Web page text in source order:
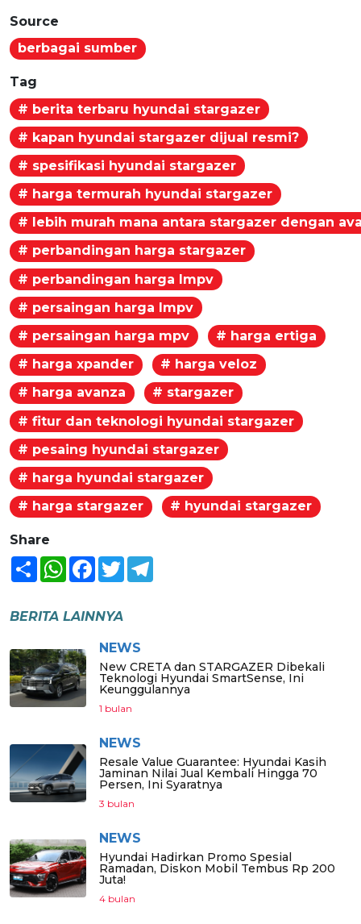
Source
berbagai sumber
Tag
# berita terbaru hyundai stargazer
# kapan hyundai stargazer dijual resmi?
# spesifikasi hyundai stargazer
# harga termurah hyundai stargazer
# lebih murah mana antara stargazer dengan
# perbandingan harga stargazer
# perbandingan harga lmpv
# persaingan harga lmpv
# persaingan harga mpv
# harga ertiga
# harga xpander
# harga veloz
# harga avanza
# stargazer
# fitur dan teknologi hyundai stargazer
# pesaing hyundai stargazer
# harga hyundai stargazer
# harga stargazer
# hyundai stargazer
Share
Share WhatsAppFacebook
Twitter
BERITA LAINNYA
NEWS
New CRETA dan STARGAZER Dibekali
Teknologi Hyundai SmartSense, Ini
Keunggulannya
1 bulan
NEWS
Resale Value Guarantee: Hyundai Kasih
Jaminan Nilai Jual Kembali Hingga 70
Persen, Ini Syaratnya
3 bulan
NEWS
Hyundai Hadirkan Promo Spesial
Ramadan, Diskon Mobil Tembus Rp 200
Juta!
4 bulan